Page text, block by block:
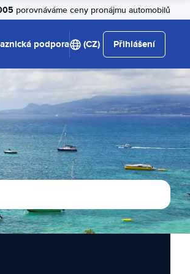
porovnáváme ceny pronájmu automobilů
podpora (CZ) Přihlášení